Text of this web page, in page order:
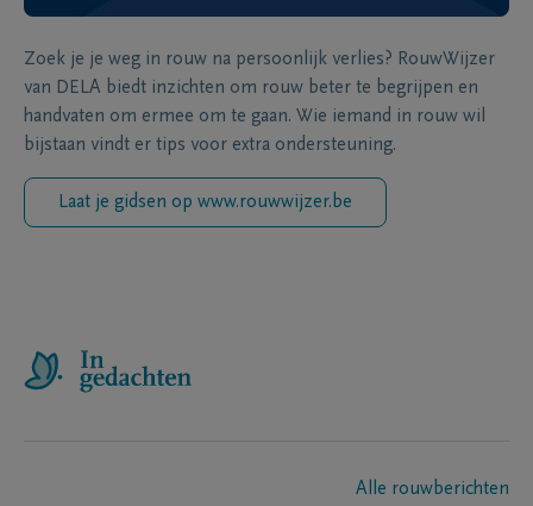
Zoek je je weg in rouw na persoonlijk verlies? RouwWijzer
van DELA biedt inzichten om rouw beter te begrijpen en
handvaten om ermee om te gaan. Wie iemand in rouw wil
bijstaan vindt er tips voor extra ondersteuning.
Laat je gidsen op www.rouwwijzer.be
Alle rouwberichten